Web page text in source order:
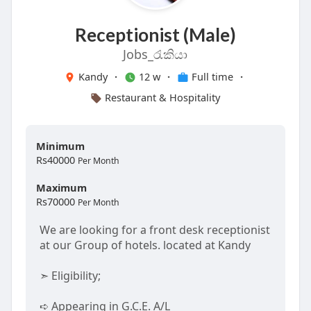
Receptionist (Male)
Jobs_රැකියා
Kandy · 12 w · Full time ·
Restaurant & Hospitality
Minimum
Rs40000 Per Month
Maximum
Rs70000 Per Month
We are looking for a front desk receptionist
at our Group of hotels. located at Kandy
➣ Eligibility;
➪ Appearing in G.C.E. A/L